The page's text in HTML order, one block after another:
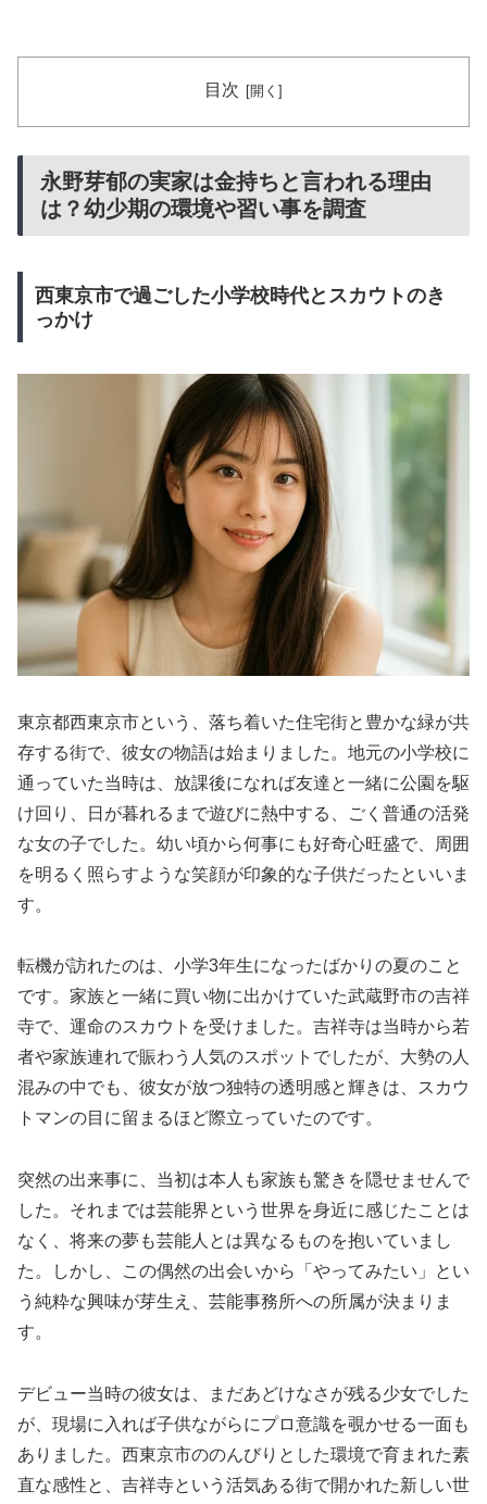
目次
永野芽郁の実家は金持ちと言われる理由
は？幼少期の環境や習い事を調査
西東京市で過ごした小学校時代とスカウトのき
っかけ
東京都西東京市という、落ち着いた住宅街と豊かな緑が共
存する街で、彼女の物語は始まりました。地元の小学校に
通っていた当時は、放課後になれば友達と一緒に公園を駆
け回り、日が暮れるまで遊びに熱中する、ごく普通の活発
な女の子でした。幼い頃から何事にも好奇心旺盛で、周囲
を明るく照らすような笑顔が印象的な子供だったといいま
す。
転機が訪れたのは、小学3年生になったばかりの夏のこと
です。家族と一緒に買い物に出かけていた武蔵野市の吉祥
寺で、運命のスカウトを受けました。吉祥寺は当時から若
者や家族連れで賑わう人気のスポットでしたが、大勢の人
混みの中でも、彼女が放つ独特の透明感と輝きは、スカウ
トマンの目に留まるほど際立っていたのです。
突然の出来事に、当初は本人も家族も驚きを隠せませんで
した。それまでは芸能界という世界を身近に感じたことは
なく、将来の夢も芸能人とは異なるものを抱いていまし
た。しかし、この偶然の出会いから「やってみたい」とい
う純粋な興味が芽生え、芸能事務所への所属が決まりま
す。
デビュー当時の彼女は、まだあどけなさが残る少女でした
が、現場に入れば子供ながらにプロ意識を覗かせる一面も
ありました。西東京市ののんびりとした環境で育まれた素
直な感性と、吉祥寺という活気ある街で開かれた新しい世